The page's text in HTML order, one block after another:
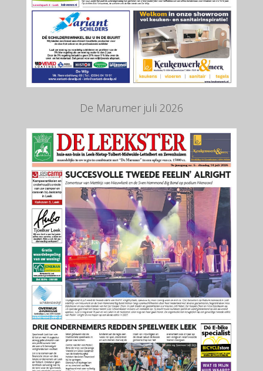
De Marumer juli 2026